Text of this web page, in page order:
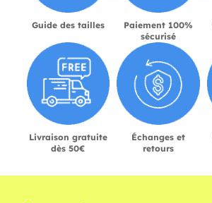
Guide des tailles
Paiement 100%
sécurisé
Livraison gratuite
dès 50€
Échanges et
retours